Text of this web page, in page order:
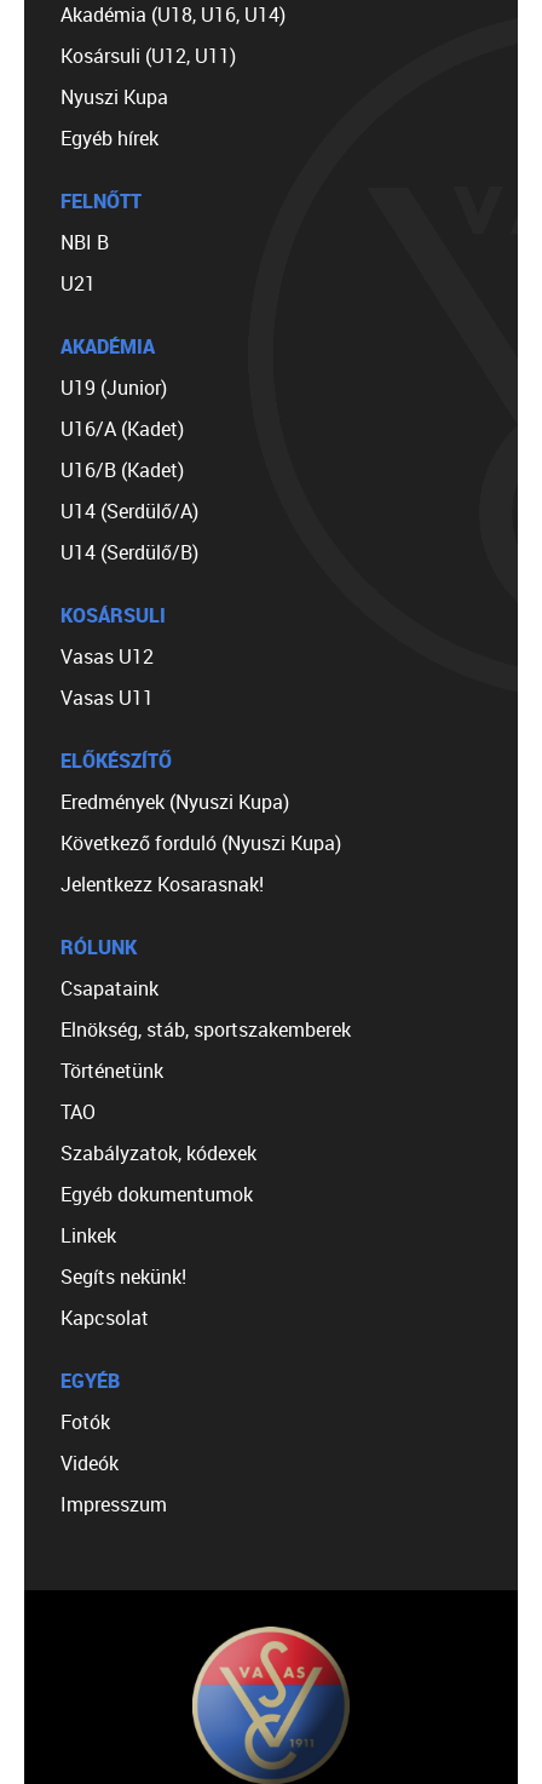
Akadémia (U18, U16, U14)
Kosársuli (U12, U11)
Nyuszi Kupa
Egyéb hírek
FELNŐTT
NBI B
U21
AKADÉMIA
U19 (Junior)
U16/A (Kadet)
U16/B (Kadet)
U14 (Serdülő/A)
U14 (Serdülő/B)
KOSÁRSULI
Vasas U12
Vasas U11
ELŐKÉSZÍTŐ
Eredmények (Nyuszi Kupa)
Következő forduló (Nyuszi Kupa)
Jelentkezz Kosarasnak!
RÓLUNK
Csapataink
Elnökség, stáb, sportszakemberek
Történetünk
TAO
Szabályzatok, kódexek
Egyéb dokumentumok
Linkek
Segíts nekünk!
Kapcsolat
EGYÉB
Fotók
Videók
Impresszum